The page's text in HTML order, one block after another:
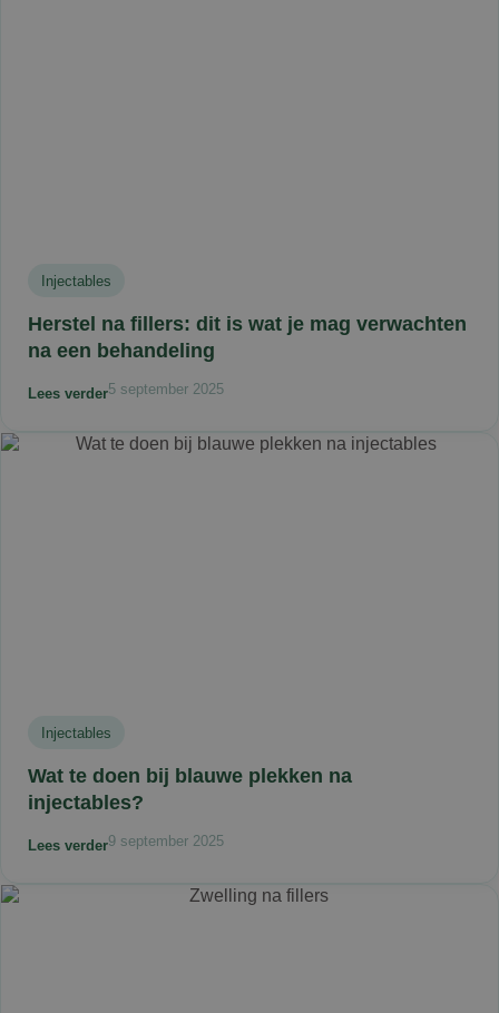
Injectables
Herstel na fillers: dit is wat je mag verwachten
na een behandeling
Lees verder5 september 2025
Injectables
Wat te doen bij blauwe plekken na
injectables?
Lees verder9 september 2025